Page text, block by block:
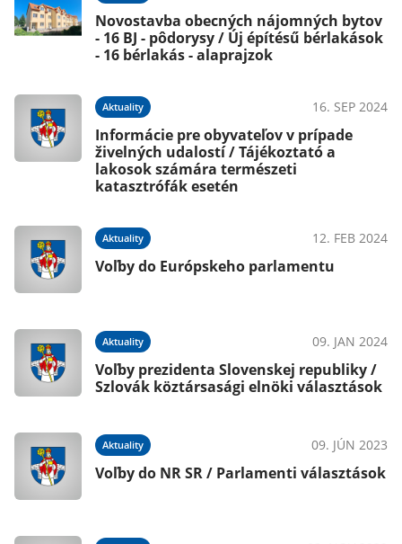
Novostavba obecných nájomných bytov
- 16 BJ - pôdorysy / Új építésű bérlakások
- 16 bérlakás - alaprajzok
Aktuality 16. SEP 2024
Informácie pre obyvateľov v prípade
živelných udalostí / Tájékoztató a
lakosok számára természeti
katasztrófák esetén
Aktuality 12. FEB 2024
Voľby do Európskeho parlamentu
Aktuality 09. JAN 2024
Voľby prezidenta Slovenskej republiky /
Szlovák köztársasági elnöki választások
Aktuality 09. JÚN 2023
Voľby do NR SR / Parlamenti választások